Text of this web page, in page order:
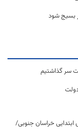
بسیج شود
سر گذاشتیم
ابتدایی خراسان جنوبی/